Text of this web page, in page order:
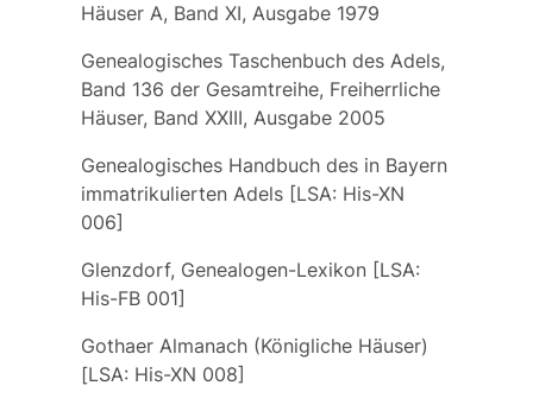
Häuser A, Band XI, Ausgabe 1979
Genealogisches Taschenbuch des Adels,
Band 136 der Gesamtreihe, Freiherrliche
Häuser, Band XXIII, Ausgabe 2005
Genealogisches Handbuch des in Bayern
immatrikulierten Adels [LSA: His-XN
006]
Glenzdorf, Genealogen-Lexikon [LSA:
His-FB 001]
Gothaer Almanach (Königliche Häuser)
[LSA: His-XN 008]